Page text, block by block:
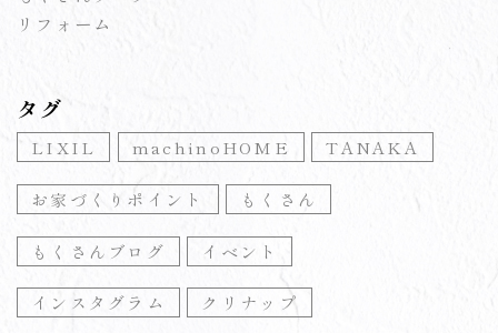
リフォーム
タグ
LIXIL machinoHOME TANAKA
お家づくりポイント もくさん
もくさんブログ イベント
インスタグラム クリナップ